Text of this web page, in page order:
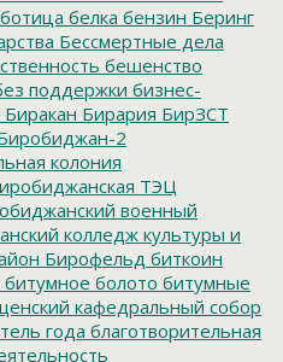
белка бензин Беринг
Бессмертные дела
бешенство
поддержки бизнес-
Биракан Бирария БирЗСТ
2
колония
ТЭЦ
военный
колледж культуры и
Бирофельд биткоин
битумное болото битумные
кафедральный собор
года благотворительная